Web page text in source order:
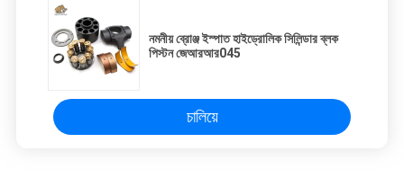
নমনীয় ব্রোঞ্জ ইস্পাত হাইড্রোলিক সিলিন্ডার ব্লক
পিস্টন জেআরআর045
চালিয়ে